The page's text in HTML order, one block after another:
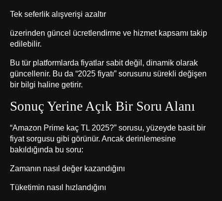
Tek seferlik alışverişi azaltır
üzerinden güncel ücretlendirme ve hizmet kapsamı takip
edilebilir.
Bu tür platformlarda fiyatlar sabit değil, dinamik olarak
güncellenir. Bu da “2025 fiyatı” sorusunu sürekli değişen
bir bilgi haline getirir.
Sonuç Yerine Açık Bir Soru Alanı
“Amazon Prime kaç TL 2025?” sorusu, yüzeyde basit bir
fiyat sorgusu gibi görünür. Ancak derinlemesine
bakıldığında bu soru:
Zamanın nasıl değer kazandığını
Tüketimin nasıl hızlandığını